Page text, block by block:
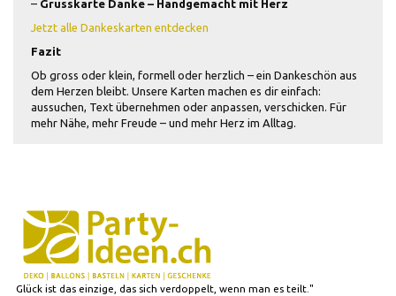
– Grusskarte Danke – Handgemacht mit Herz
Jetzt alle Dankeskarten entdecken
Fazit
Ob gross oder klein, formell oder herzlich – ein Dankeschön aus
dem Herzen bleibt. Unsere Karten machen es dir einfach:
aussuchen, Text übernehmen oder anpassen, verschicken. Für
mehr Nähe, mehr Freude – und mehr Herz im Alltag.
Glück ist das einzige, das sich verdoppelt, wenn man es teilt."